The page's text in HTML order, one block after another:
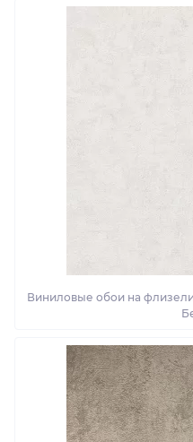
Виниловые обои на